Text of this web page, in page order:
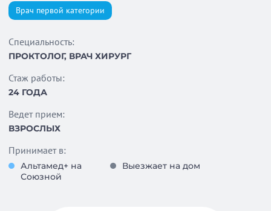
Врач первой категории
Специальность:
ПРОКТОЛОГ, ВРАЧ ХИРУРГ
Стаж работы:
24 ГОДА
Ведет прием:
ВЗРОСЛЫХ
Принимает в:
Альтамед+ на
Союзной
Выезжает на дом